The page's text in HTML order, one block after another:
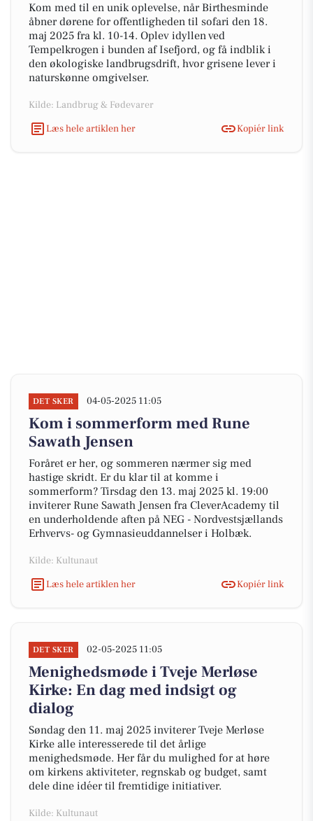
Kom med til en unik oplevelse, når Birthesminde
åbner dørene for offentligheden til sofari den 18.
maj 2025 fra kl. 10-14. Oplev idyllen ved
Tempelkrogen i bunden af Isefjord, og få indblik i
den økologiske landbrugsdrift, hvor grisene lever i
naturskønne omgivelser.
Kilde: Landbrug & Fødevarer
Læs hele artiklen her
Kopiér link
DET SKER 04-05-2025 11:05
Kom i sommerform med Rune
Sawath Jensen
Foråret er her, og sommeren nærmer sig med
hastige skridt. Er du klar til at komme i
sommerform? Tirsdag den 13. maj 2025 kl. 19:00
inviterer Rune Sawath Jensen fra CleverAcademy til
en underholdende aften på NEG - Nordvestsjællands
Erhvervs- og Gymnasieuddannelser i Holbæk.
Kilde: Kultunaut
Læs hele artiklen her
Kopiér link
DET SKER 02-05-2025 11:05
Menighedsmøde i Tveje Merløse
Kirke: En dag med indsigt og
dialog
Søndag den 11. maj 2025 inviterer Tveje Merløse
Kirke alle interesserede til det årlige
menighedsmøde. Her får du mulighed for at høre
om kirkens aktiviteter, regnskab og budget, samt
dele dine idéer til fremtidige initiativer.
Kilde: Kultunaut